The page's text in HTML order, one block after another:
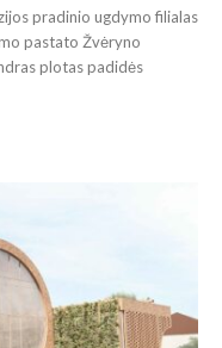
pradinio ugdymo filialas
pastato Žvėryno
plotas padidės